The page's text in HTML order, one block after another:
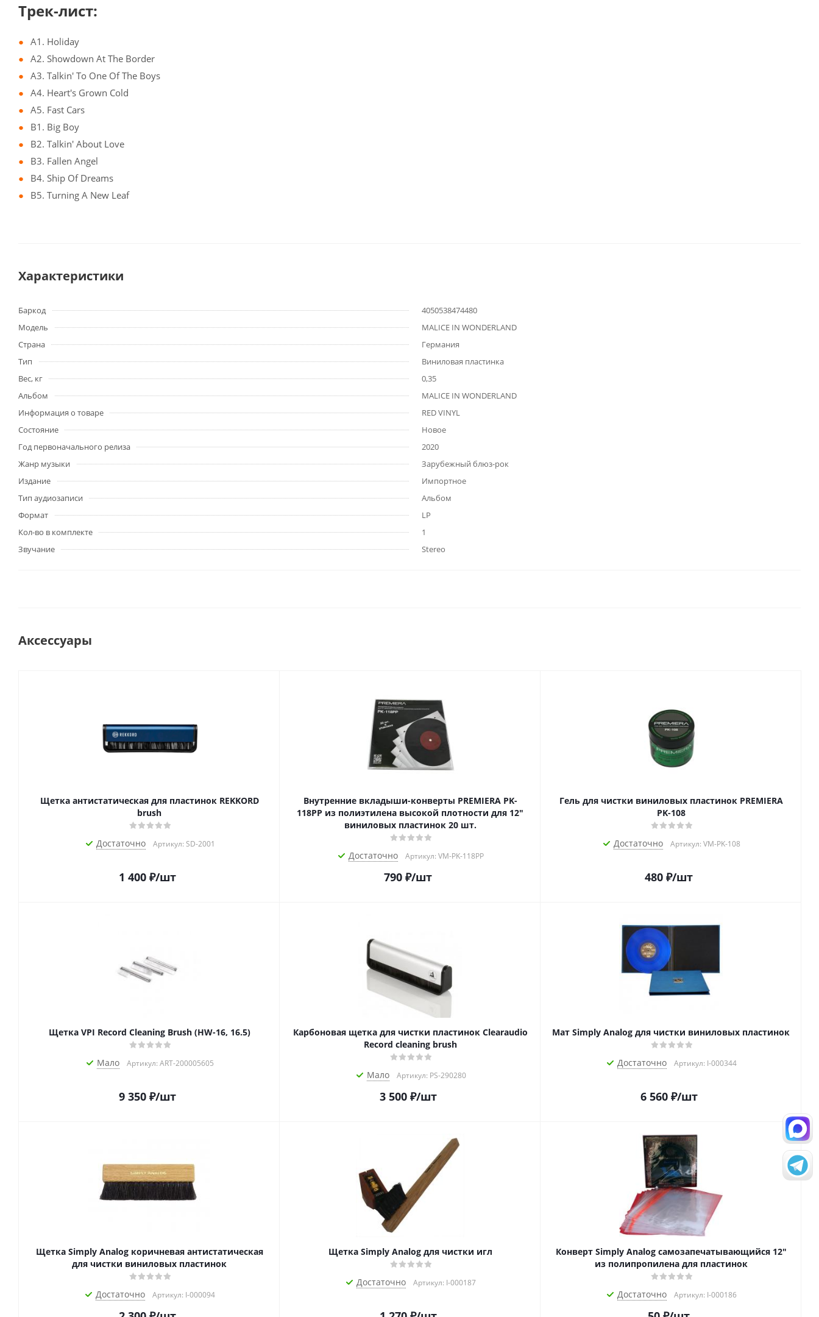
Трек-лист:
A1. Holiday
A2. Showdown At The Border
A3. Talkin' To One Of The Boys
A4. Heart's Grown Cold
A5. Fast Cars
B1. Big Boy
B2. Talkin' About Love
B3. Fallen Angel
B4. Ship Of Dreams
B5. Turning A New Leaf
Характеристики
Баркод
4050538474480
Модель
MALICE IN WONDERLAND
Страна
Германия
Тип
Виниловая пластинка
Вес, кг
0,35
Альбом
MALICE IN WONDERLAND
Информация о товаре
RED VINYL
Состояние
Новое
Год первоначального релиза
2020
Жанр музыки
Зарубежный блюз-рок
Издание
Импортное
Тип аудиозаписи
Альбом
Формат
LP
Кол-во в комплекте
1
Звучание
Stereo
Аксессуары
Щетка антистатическая для пластинок REKKORD
brush
Достаточно Артикул: SD-2001
1 400₽/шт
Внутренние вкладыши-конверты PREMIERA PK-
118PP из полиэтилена высокой плотности для 12"
виниловых пластинок 20 шт.
Достаточно Артикул: VM-PK-118PP
790 ₽/шт
Гель для чистки виниловых пластинок PREMIERA
PK-108
Достаточно Артикул: VM-PK-108
480 ₽/шт
Щетка VPI Record Cleaning Brush (HW-16, 16.5)
Мало Артикул: ART-200005605
9 350₽/шт
Карбоновая щетка для чистки пластинок Clearaudio
Record cleaning brush
Мало Артикул: PS-290280
3 500₽/шт
Мат Simply Analog для чистки виниловых пластинок
Достаточно Артикул: I-000344
6 560₽/шт
Щетка Simply Analog коричневая антистатическая
для чистки виниловых пластинок
Достаточно Артикул: I-000094
Щетка Simply Analog для чистки игл
Достаточно Артикул: I-000187
Конверт Simply Analog самозапечатывающийся 12"
из полипропилена для пластинок
Достаточно Артикул: I-000186